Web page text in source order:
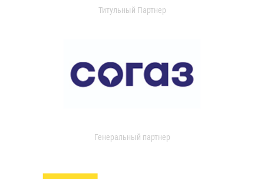
Титульный Партнер
Генеральный партнер